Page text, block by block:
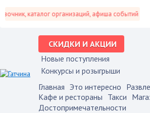
каталог организаций, афиша событий и не
СКИДКИ И АКЦИИ
Новые поступления
Конкурсы и розыгрыши
Главная Это интересно
Кафе и рестораны Такси
Достопримечательности